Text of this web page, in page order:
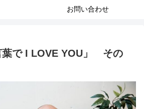
お問い合わせ
葉で I LOVE YOU」 その